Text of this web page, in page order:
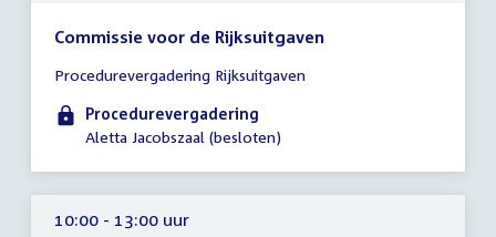
Commissie voor de Rijksuitgaven
vergadering
10:00
-
uur
Procedurevergadering Rijksuitgaven
Procedurevergadering
Aletta Jacobszaal (besloten)
10:00 - 13:00 uur